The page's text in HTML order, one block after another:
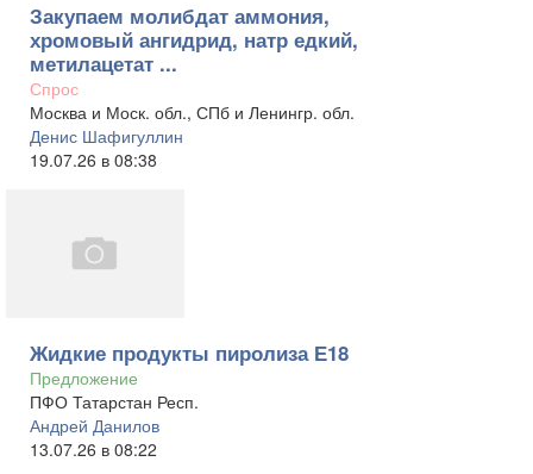
Закупаем молибдат аммония,
хромовый ангидрид, натр едкий,
метилацетат ...
Спрос
Москва и Моск. обл., СПб и Ленингр. обл.
Денис Шафигуллин
19.07.26 в 08:38
Жидкие продукты пиролиза Е18
Предложение
ПФО Татарстан Респ.
Андрей Данилов
13.07.26 в 08:22